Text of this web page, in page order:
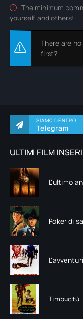
SIAMO DENTRO
Telegram
ULTIMI FILM
L'ultimo
Poker di
Timbuctù
The minimum
yourself and others!
There are
first?